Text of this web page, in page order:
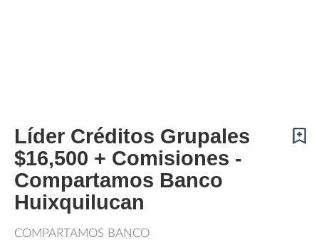
Líder Créditos Grupales
$16,500 + Comisiones -
Compartamos Banco
Huixquilucan
COMPARTAMOS BANCO